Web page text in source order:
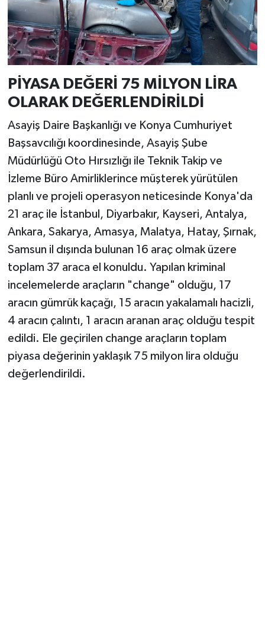
PİYASA DEĞERİ 75 MİLYON LİRA
OLARAK DEĞERLENDİRİLDİ
Asayiş Daire Başkanlığı ve Konya Cumhuriyet
Başsavcılığı koordinesinde, Asayiş Şube
Müdürlüğü Oto Hırsızlığı ile Teknik Takip ve
İzleme Büro Amirliklerince müşterek yürütülen
planlı ve projeli operasyon neticesinde Konya'da
21 araç ile İstanbul, Diyarbakır, Kayseri, Antalya,
Ankara, Sakarya, Amasya, Malatya, Hatay, Şırnak,
Samsun il dışında bulunan 16 araç olmak üzere
toplam 37 araca el konuldu. Yapılan kriminal
incelemelerde araçların "change" olduğu, 17
aracın gümrük kaçağı, 15 aracın yakalamalı hacizli,
4 aracın çalıntı, 1 aracın aranan araç olduğu tespit
edildi. Ele geçirilen change araçların toplam
piyasa değerinin yaklaşık 75 milyon lira olduğu
değerlendirildi.